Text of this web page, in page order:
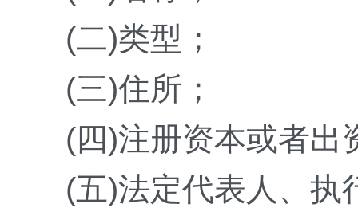
(二)类型；
(三)住所；
(四)注册资本或者出
(五)法定代表人、执